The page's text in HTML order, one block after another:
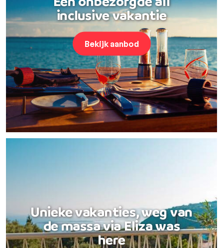
inclusive vakantie
Bekijk aanbod
Unieke vakanties, weg van
de massa via Eliza was
here